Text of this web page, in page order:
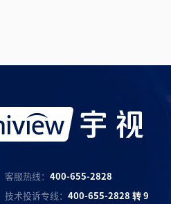
客服热线：400-655-2828
技术投诉专线：400-655-2828 转 9